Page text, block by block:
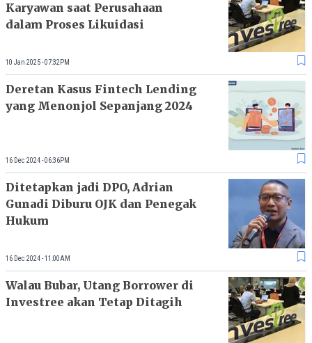
Karyawan saat Perusahaan
dalam Proses Likuidasi
10 Jan 2025 - 07:32PM
Deretan Kasus Fintech Lending
yang Menonjol Sepanjang 2024
16 Dec 2024 - 06:36PM
Ditetapkan jadi DPO, Adrian
Gunadi Diburu OJK dan Penegak
Hukum
16 Dec 2024 - 11:00AM
Walau Bubar, Utang Borrower di
Investree akan Tetap Ditagih